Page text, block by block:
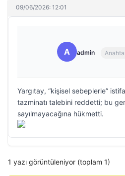
09/06/2026: 12:01
A admin
Yargıtay, “kişisel sebeplerle”
tazminatı talebini reddetti; bu
sayılmayacağına hükmetti.
1 yazı görüntüleniyor (toplam 1)